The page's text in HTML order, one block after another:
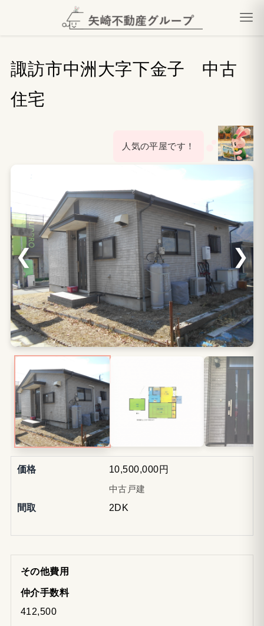
諏訪市中洲大字下金子 中古
住宅
人気の平屋です！
❮ ❯
価格
10,500,000円
中古戸建
間取
2DK
その他費用
仲介手数料
412,500